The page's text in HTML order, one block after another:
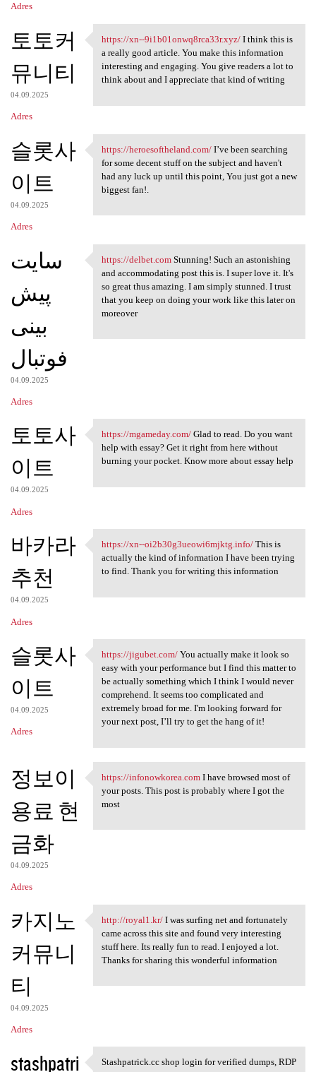
Adres
토토커
뮤니티
04.09.2025
Adres
https://xn--9i1b01onwq8rca33r
https://xn--9i1b01onwq8rca33r.xyz/I think this is
a really good article. You make this information
interesting and engaging. You give readers a lot to
think about and I appreciate that kind of writing
슬롯사
이트
04.09.2025
Adres
https://heroesoftheland.com/
https://heroesoftheland.com/I’ve been searching
for some decent stuff on the subject and haven't
had any luck up until this point, You just got a new
biggest fan!.
سایت
پیش
بینی
فوتبال
04.09.2025
Adres
https://delbet.com Stunning!
https://delbet.comStunning! Such an astonishing
and accommodating post this is. I super love it. It's
so great thus amazing. I am simply stunned. I trust
that you keep on doing your work like this later on
moreover
토토사
이트
04.09.2025
Adres
https://mgameday.com/ Glad to
https://mgameday.com/Glad to read. Do you want
help with essay? Get it right from here without
burning your pocket. Know more about essay help
바카라
추천
04.09.2025
Adres
https://xn-
https://xn--oi2b30g3ueowi6mjktg.info/This is
actually the kind of information I have been trying
to find. Thank you for writing this information
슬롯사
이트
04.09.2025
Adres
https://jigubet.com/ You
https://jigubet.com/You actually make it look so
easy with your performance but I find this matter to
be actually something which I think I would never
comprehend. It seems too complicated and
extremely broad for me. I'm looking forward for
your next post, I’ll try to get the hang of it!
정보이
용료 현
금화
04.09.2025
Adres
https://infonowkorea.com I
https://infonowkorea.comI have browsed most of
your posts. This post is probably where I got the
most
카지노
커뮤니
티
04.09.2025
Adres
http://royal1.kr/ I was
http://royal1.kr/I was surfing net and fortunately
came across this site and found very interesting
stuff here. Its really fun to read. I enjoyed a lot.
Thanks for sharing this wonderful information
stashpatri
Stashpatrick.cc shop login for verified dumps, RDP